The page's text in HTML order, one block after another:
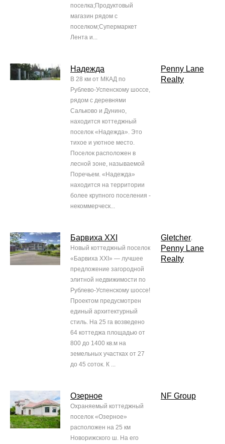
поселка;Продуктовый
магазин рядом с
поселком;Супермаркет
Лента и...
Надежда
В 28 км от МКАД по
Рублево-Успенскому шоссе,
рядом с деревнями
Сальково и Дунино,
находится коттеджный
поселок «Надежда». Это
тихое и уютное место.
Поселок расположен в
лесной зоне, называемой
Поречьем. «Надежда»
находится на территории
более крупного поселения -
некоммерческ...
Penny Lane
Realty
Барвиха XXI
Новый коттеджный поселок
«Барвиха XXI» — лучшее
предложение загородной
элитной недвижимости по
Рублево-Успенскому шоссе!
Проектом предусмотрен
единый архитектурный
стиль. На 25 га возведено
64 коттеджа площадью от
800 до 1400 кв.м на
земельных участках от 27
до 45 соток. К ...
Gletcher,
Penny Lane
Realty
Озерное
Охраняемый коттеджный
поселок «Озерное»
расположен на 25 км
Новорижского ш. На его
NF Group